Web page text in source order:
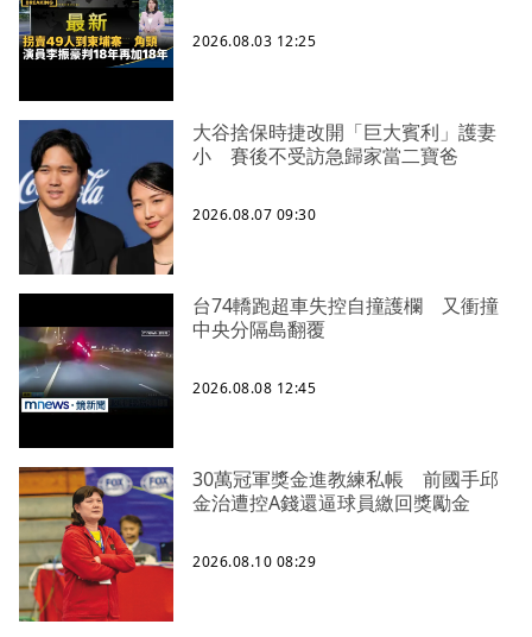
2026.08.03 12:25
大谷捨保時捷改開「巨大賓利」護妻
小 賽後不受訪急歸家當二寶爸
2026.08.07 09:30
台74轎跑超車失控自撞護欄 又衝撞
中央分隔島翻覆
2026.08.08 12:45
30萬冠軍獎金進教練私帳 前國手邱
金治遭控A錢還逼球員繳回獎勵金
2026.08.10 08:29